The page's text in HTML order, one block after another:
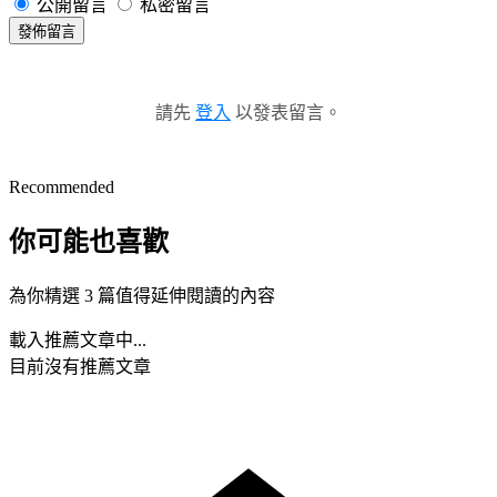
公開留言 私密留言
發佈留言
請先 登入 以發表留言。
Recommended
你可能也喜歡
為你精選 3 篇值得延伸閱讀的內容
載入推薦文章中...
目前沒有推薦文章